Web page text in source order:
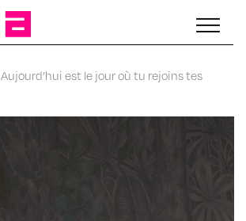
Aujourd’hui est le jour où tu rejoins tes